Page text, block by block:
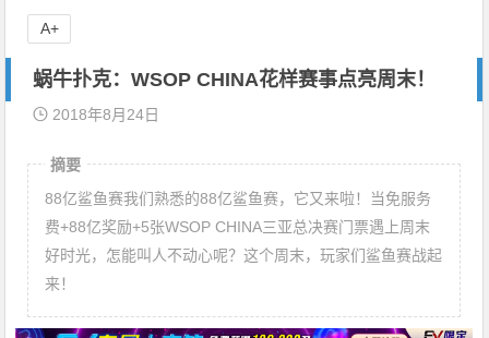
蜗牛扑克：WSOP CHINA花样赛事点亮周末！
2018年8月24日
摘要
88亿鲨鱼赛我们熟悉的88亿鲨鱼赛，它又来啦！当免服务
费+88亿奖励+5张WSOP CHINA三亚总决赛门票遇上周末
好时光，怎能叫人不动心呢？这个周末，玩家们鲨鱼赛战起
来！
A+